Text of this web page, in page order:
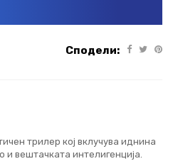
Сподели:
трилер кој вклучува иднина
и вештачката интелигенција.